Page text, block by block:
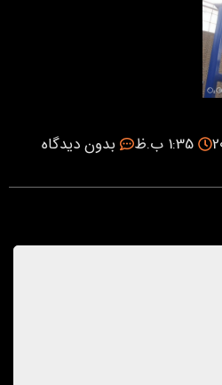
1:35 ب.ظ بدون دیدگاه